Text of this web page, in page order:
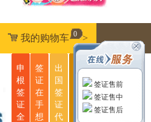
我的购物车 >
0
申
根
签
证
全
签
证
在
手
想
出
国
签
证
代
无
说
一
站
式
服
签证售前
签证售中
签证售后